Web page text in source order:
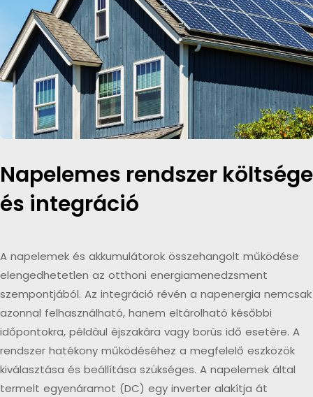
Napelemes rendszer költsége
és integráció
A napelemek és akkumulátorok összehangolt működése
elengedhetetlen az otthoni energiamenedzsment
szempontjából. Az integráció révén a napenergia nemcsak
azonnal felhasználható, hanem eltárolható későbbi
időpontokra, például éjszakára vagy borús idő esetére. A
rendszer hatékony működéséhez a megfelelő eszközök
kiválasztása és beállítása szükséges. A napelemek által
termelt egyenáramot (DC) egy inverter alakítja át